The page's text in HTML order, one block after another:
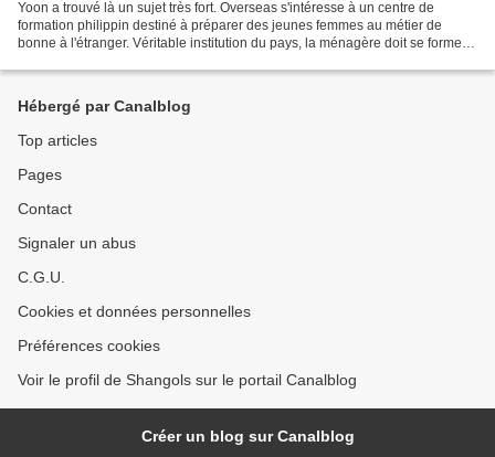
Yoon a trouvé là un sujet très fort. Overseas s'intéresse à un centre de
formation philippin destiné à préparer des jeunes femmes au métier de
bonne à l'étranger. Véritable institution du pays, la ménagère doit se former
Hébergé par Canalblog
Top articles
Pages
Contact
Signaler un abus
C.G.U.
Cookies et données personnelles
Préférences cookies
Voir le profil de Shangols sur le portail Canalblog
Créer un blog sur Canalblog